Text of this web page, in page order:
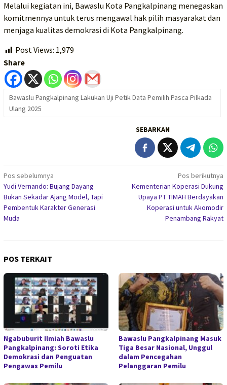
Melalui kegiatan ini, Bawaslu Kota Pangkalpinang menegaskan
komitmennya untuk terus mengawal hak pilih masyarakat dan
menjaga kualitas demokrasi di Kota Pangkalpinang.
Post Views: 1,979
Share
Bawaslu Pangkalpinang Lakukan Uji Petik Data Pemilih Pasca Pilkada
Ulang 2025
SEBARKAN
Navigasi
pos
Pos sebelumnya
Yudi Vernando: Bujang Dayang
Bukan Sekadar Ajang Model, Tapi
Pembentuk Karakter Generasi
Muda
Pos berikutnya
Kementerian Koperasi Dukung
Upaya PT TIMAH Berdayakan
Koperasi untuk Akomodir
Penambang Rakyat
POS TERKAIT
Ngabuburit Ilmiah Bawaslu
Pangkalpinang: Soroti Etika
Demokrasi dan Penguatan
Pengawas Pemilu
Bawaslu Pangkalpinang Masuk
Tiga Besar Nasional, Unggul
dalam Pencegahan
Pelanggaran Pemilu